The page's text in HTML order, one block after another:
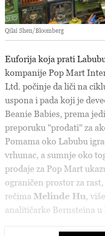
Qilai Shen/Bloomberg
Euforija koja prati
kompanije Pop Mart
Ltd. počinje da liči na
uspona i pada koji je
Beanie Babies, prema
preporuku "prodati" za
Pomama oko Labubu
vrhunac, a sumnje oko
prodaje za Pop Mart
ograničen prostor za
rečima Melinde Hu,
analitičarke Bernsteina u